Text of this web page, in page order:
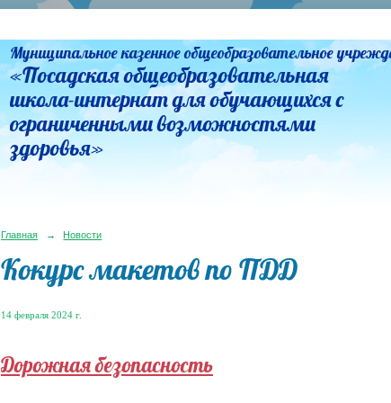
Муниципальное казенное общеобразовательное
«Посадская общеобразовательная
школа-интернат для обучающихся с
ограниченными возможностями
здоровья»
Главная → Новости
Кокурс макетов по ПДД
14 февраля 2024 г.
Дорожная безопасность